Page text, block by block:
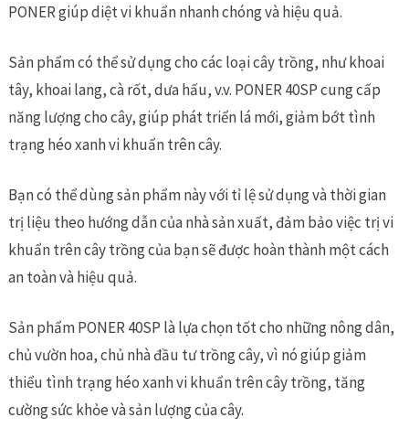
PONER giúp diệt vi khuẩn nhanh chóng và hiệu quả.
Sản phẩm có thể sử dụng cho các loại cây trồng, như khoai
tây, khoai lang, cà rốt, dưa hấu, v.v. PONER 40SP cung cấp
năng lượng cho cây, giúp phát triển lá mới, giảm bớt tình
trạng héo xanh vi khuẩn trên cây.
Bạn có thể dùng sản phẩm này với tỉ lệ sử dụng và thời gian
trị liệu theo hướng dẫn của nhà sản xuất, đảm bảo việc trị vi
khuẩn trên cây trồng của bạn sẽ được hoàn thành một cách
an toàn và hiệu quả.
Sản phẩm PONER 40SP là lựa chọn tốt cho những nông dân,
chủ vườn hoa, chủ nhà đầu tư trồng cây, vì nó giúp giảm
thiểu tình trạng héo xanh vi khuẩn trên cây trồng, tăng
cường sức khỏe và sản lượng của cây.